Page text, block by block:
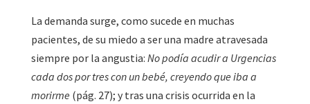
La demanda surge, como sucede en muchas
pacientes, de su miedo a ser una madre atravesada
siempre por la angustia: No podía acudir a Urgencias
cada dos por tres con un bebé, creyendo que iba a
morirme (pág. 27); y tras una crisis ocurrida en la